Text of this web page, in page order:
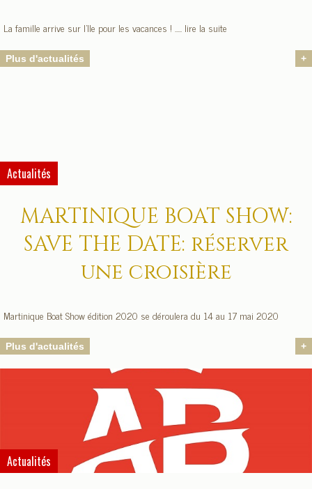
La famille arrive sur l'Ile pour les vacances ! ..... lire la suite
+
Plus d'actualités
Actualités
MARTINIQUE BOAT SHOW:
SAVE THE DATE: réserver
une croisière
Martinique Boat Show édition 2020 se déroulera du 14 au 17 mai 2020
+
Plus d'actualités
Actualités